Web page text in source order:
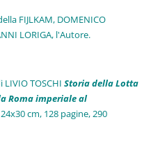
FIJLKAM, DOMENICO
LORIGA, l'Autore.
LIVIO TOSCHIStoria della Lotta
Roma imperiale al
cm, 128 pagine, 290